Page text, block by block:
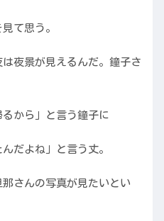
て思う。
は夜景が見えるんだ。鐘子さ
るから」と言う鐘子に
だよね」と言う丈。
さんの写真が見たいとい